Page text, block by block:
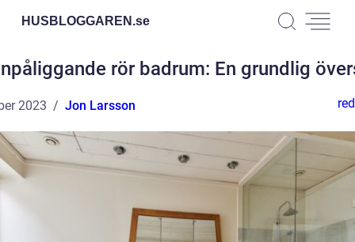
HUSBLOGGAREN.se
rör badrum: En grundlig
2023 Jon Larsson